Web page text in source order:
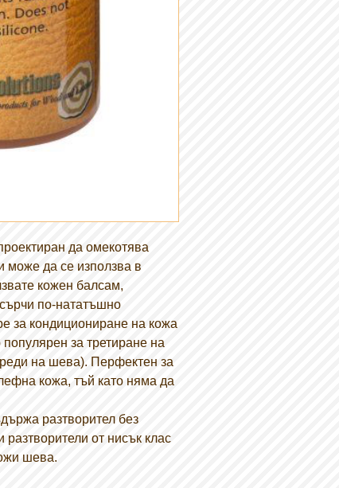
да омекотява
може да се използва в
кожен балсам,
по-нататъшно
за кондициониране на кожа
за третиране на
на шева). Перфектен за
кожа, тъй като няма да
разтворител без
от нисък клас
шева.